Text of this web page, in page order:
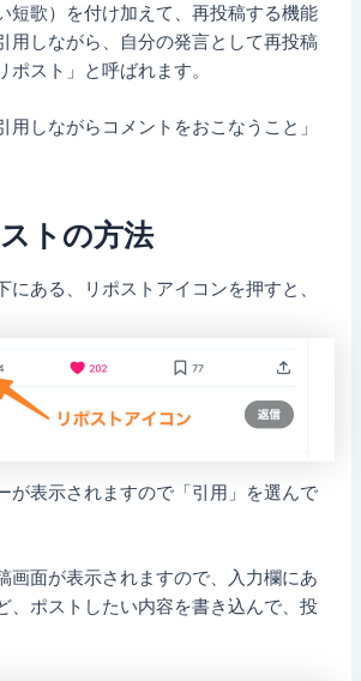
短歌）を付け加えて、再投稿する機能
用しながら、自分の発言として再投稿
ポスト」と呼ばれます。
用しながらコメントをおこなうこと」
トの方法
にある、リポストアイコンを押すと、
が表示されますので「引用」を選んで
画面が表示されますので、入力欄にあ
、ポストしたい内容を書き込んで、投